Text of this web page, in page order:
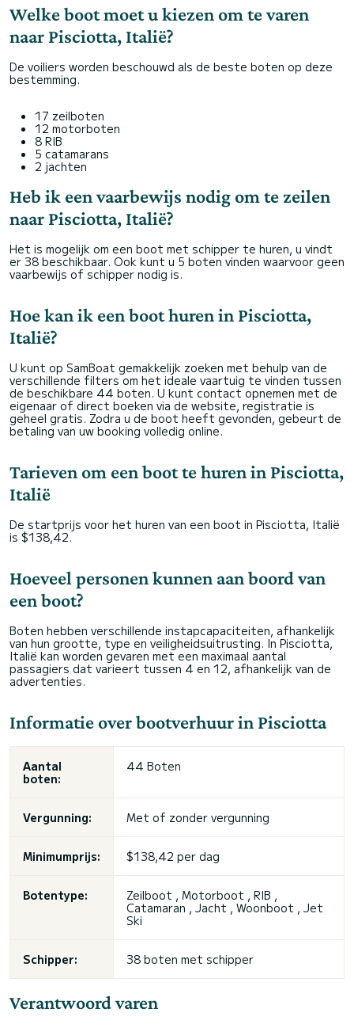
Welke boot moet u kiezen om te varen
naar Pisciotta, Italië?
De voiliers worden beschouwd als de beste boten op deze
bestemming.
17 zeilboten
12 motorboten
8 RIB
5 catamarans
2 jachten
Heb ik een vaarbewijs nodig om te zeilen
naar Pisciotta, Italië?
Het is mogelijk om een boot met schipper te huren, u vindt
er 38 beschikbaar. Ook kunt u 5 boten vinden waarvoor geen
vaarbewijs of schipper nodig is.
Hoe kan ik een boot huren in Pisciotta,
Italië?
U kunt op SamBoat gemakkelijk zoeken met behulp van de
verschillende filters om het ideale vaartuig te vinden tussen
de beschikbare 44 boten. U kunt contact opnemen met de
eigenaar of direct boeken via de website, registratie is
geheel gratis. Zodra u de boot heeft gevonden, gebeurt de
betaling van uw booking volledig online.
Tarieven om een boot te huren in Pisciotta,
Italië
De startprijs voor het huren van een boot in Pisciotta, Italië
is $138,42.
Hoeveel personen kunnen aan boord van
een boot?
Boten hebben verschillende instapcapaciteiten, afhankelijk
van hun grootte, type en veiligheidsuitrusting. In Pisciotta,
Italië kan worden gevaren met een maximaal aantal
passagiers dat varieert tussen 4 en 12, afhankelijk van de
advertenties.
Informatie over bootverhuur in Pisciotta
Aantal
boten:
44 Boten
Vergunning: Met of zonder vergunning
Minimumprijs: $138,42 per dag
Botentype:
Zeilboot , Motorboot , RIB ,
Catamaran , Jacht , Woonboot , Jet
Ski
Schipper: 38 boten met schipper
Verantwoord varen